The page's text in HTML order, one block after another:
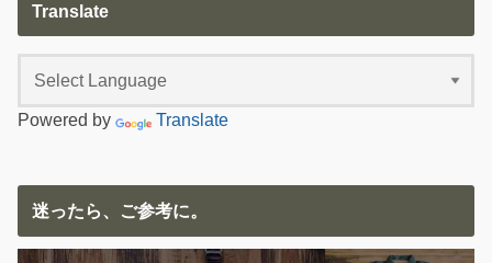
Translate
Powered by Translate
迷ったら、ご参考に。